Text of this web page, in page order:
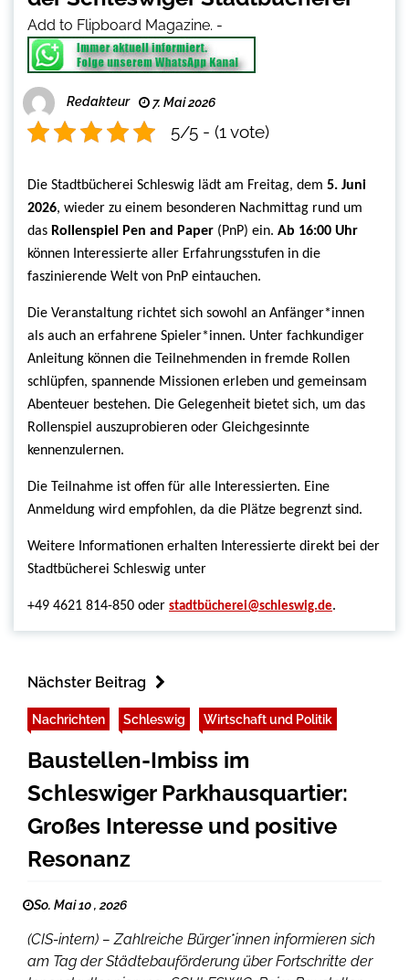
Add to Flipboard Magazine. -
Redakteur 7. Mai 2026
5/5 - (1 vote)
Die Stadtbücherei Schleswig lädt am Freitag, dem 5. Juni
2026, wieder zu einem besonderen Nachmittag rund um
das Rollenspiel Pen and Paper (PnP) ein. Ab 16:00 Uhr
können Interessierte aller Erfahrungsstufen in die
faszinierende Welt von PnP eintauchen.
Die Veranstaltung richtet sich sowohl an Anfänger*innen
als auch an erfahrene Spieler*innen. Unter fachkundiger
Anleitung können die Teilnehmenden in fremde Rollen
schlüpfen, spannende Missionen erleben und gemeinsam
Abenteuer bestehen. Die Gelegenheit bietet sich, um das
Rollenspiel auszuprobieren oder Gleichgesinnte
kennenzulernen.
Die Teilnahme ist offen für alle Interessierten. Eine
Anmeldung wird empfohlen, da die Plätze begrenzt sind.
Weitere Informationen erhalten Interessierte direkt bei der
Stadtbücherei Schleswig unter
+49 4621 814-850 oder stadtbücherei@schleswig.de.
Nächster Beitrag
Nachrichten Schleswig Wirtschaft und Politik
Baustellen-Imbiss im
Schleswiger Parkhausquartier:
Großes Interesse und positive
Resonanz
So. Mai 10 , 2026
(CIS-intern) – Zahlreiche Bürger*innen informieren sich
am Tag der Städtebauförderung über Fortschritte der